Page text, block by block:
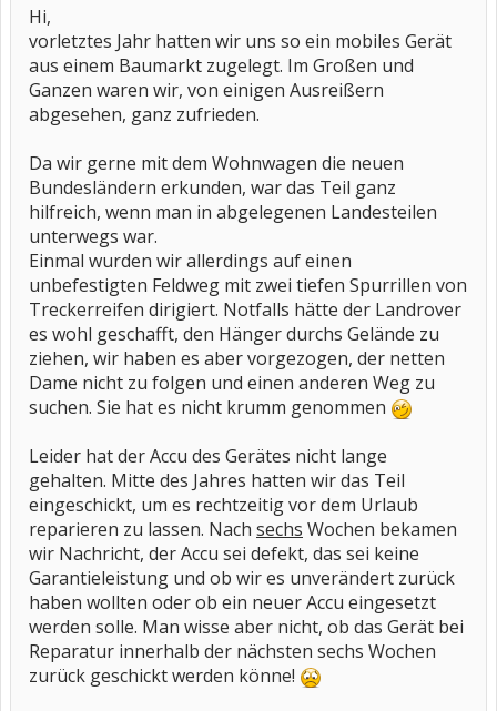
Hi,
vorletztes Jahr hatten wir uns so ein mobiles Gerät
aus einem Baumarkt zugelegt. Im Großen und
Ganzen waren wir, von einigen Ausreißern
abgesehen, ganz zufrieden.
Da wir gerne mit dem Wohnwagen die neuen
Bundesländern erkunden, war das Teil ganz
hilfreich, wenn man in abgelegenen Landesteilen
unterwegs war.
Einmal wurden wir allerdings auf einen
unbefestigten Feldweg mit zwei tiefen Spurrillen von
Treckerreifen dirigiert. Notfalls hätte der Landrover
es wohl geschafft, den Hänger durchs Gelände zu
ziehen, wir haben es aber vorgezogen, der netten
Dame nicht zu folgen und einen anderen Weg zu
suchen. Sie hat es nicht krumm genommen
Leider hat der Accu des Gerätes nicht lange
gehalten. Mitte des Jahres hatten wir das Teil
eingeschickt, um es rechtzeitig vor dem Urlaub
reparieren zu lassen. Nach sechs Wochen bekamen
wir Nachricht, der Accu sei defekt, das sei keine
Garantieleistung und ob wir es unverändert zurück
haben wollten oder ob ein neuer Accu eingesetzt
werden solle. Man wisse aber nicht, ob das Gerät bei
Reparatur innerhalb der nächsten sechs Wochen
zurück geschickt werden könne!